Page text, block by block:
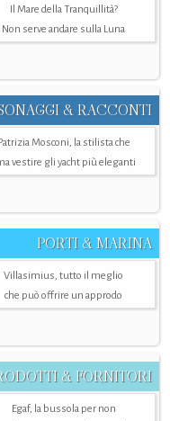
Il Mare della Tranquillità?
Non serve andare sulla Luna
& RACCONTI
Mosconi, la stilista che
vestire gli yacht più eleganti
PORTI & MARINA
Villasimius, tutto il meglio
che può offrire un approdo
& FORNITORI
Egaf, la bussola per non